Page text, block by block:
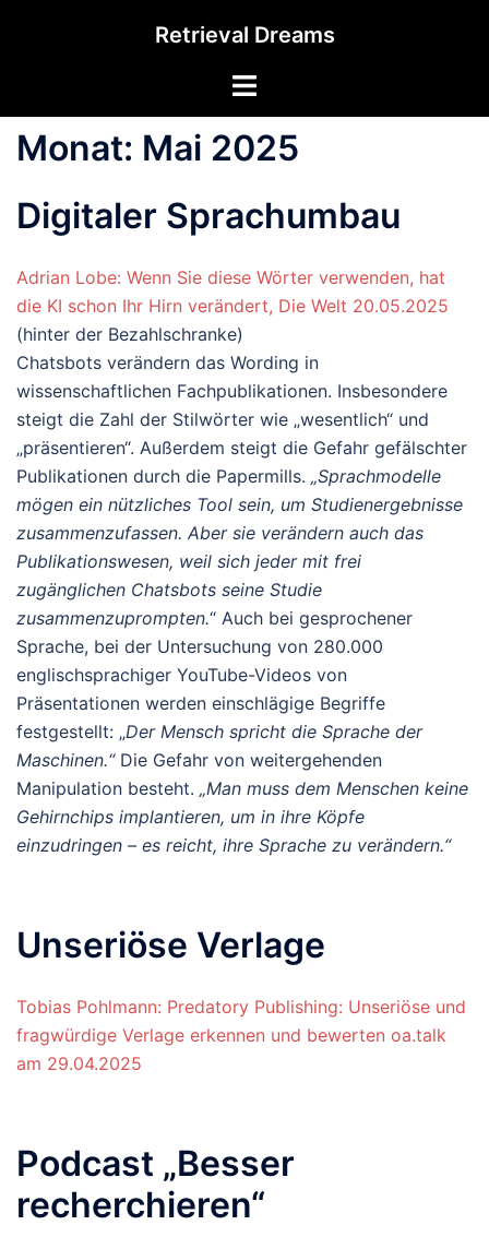
Retrieval Dreams
Menü
Monat: Mai 2025
Digitaler Sprachumbau
Adrian Lobe: Wenn Sie diese Wörter verwenden, hat
die KI schon Ihr Hirn verändert, Die Welt 20.05.2025
(hinter der Bezahlschranke)
Chatsbots verändern das Wording in
wissenschaftlichen Fachpublikationen. Insbesondere
steigt die Zahl der Stilwörter wie „wesentlich“ und
„präsentieren“. Außerdem steigt die Gefahr gefälschter
Publikationen durch die Papermills. „Sprachmodelle
mögen ein nützliches Tool sein, um Studienergebnisse
zusammenzufassen. Aber sie verändern auch das
Publikationswesen, weil sich jeder mit frei
zugänglichen Chatsbots seine Studie
zusammenzuprompten.“ Auch bei gesprochener
Sprache, bei der Untersuchung von 280.000
englischsprachiger YouTube-Videos von
Präsentationen werden einschlägige Begriffe
festgestellt: „Der Mensch spricht die Sprache der
Maschinen.“Die Gefahr von weitergehenden
Manipulation besteht. „Man muss dem Menschen keine
Gehirnchips implantieren, um in ihre Köpfe
einzudringen – es reicht, ihre Sprache zu verändern.“
Unseriöse Verlage
Tobias Pohlmann: Predatory Publishing: Unseriöse und
fragwürdige Verlage erkennen und bewerten oa.talk
am 29.04.2025
Podcast „Besser
recherchieren“